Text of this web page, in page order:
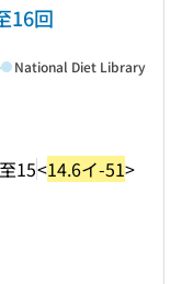
16回
15<14.6イ-51>
National Diet Library